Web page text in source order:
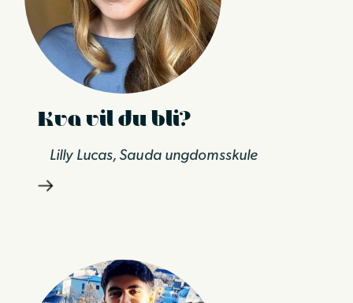
Kva vil du bli?
Lilly Lucas, Sauda ungdomsskule